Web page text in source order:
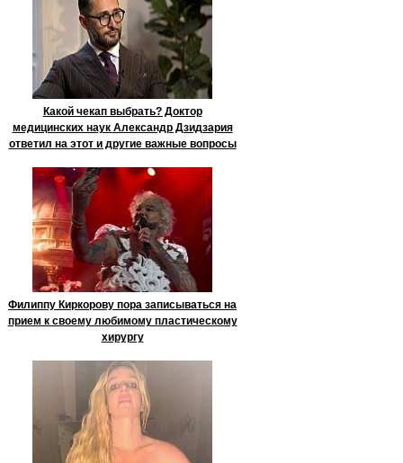
Какой чекап выбрать? Доктор
медицинских наук Александр Дзидзария
ответил на этот и другие важные вопросы
Филиппу Киркорову пора записываться на
прием к своему любимому пластическому
хирургу